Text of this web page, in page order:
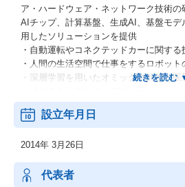
ア・ハードウェア・ネットワーク技術の
AIチップ、計算基盤、生成AI、基盤モ
用したソリューションを提供
・自動運転やコネクテッドカーに関する
・人間の生活空間で仕事をするロボット
・深層学習を用いたオミックス解析・
・ディープラーニングフレームワーク『
ョン
・PyTorchユーザ向けに深層強化学習ラ
設立年月日
2014年 3月26日
代表者